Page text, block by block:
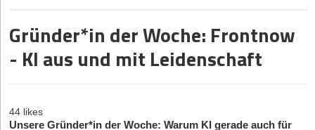
Gründer*in der Woche: Frontnow
- KI aus und mit Leidenschaft
44 likes
Unsere Gründer*in der Woche: Warum KI gerade auch für